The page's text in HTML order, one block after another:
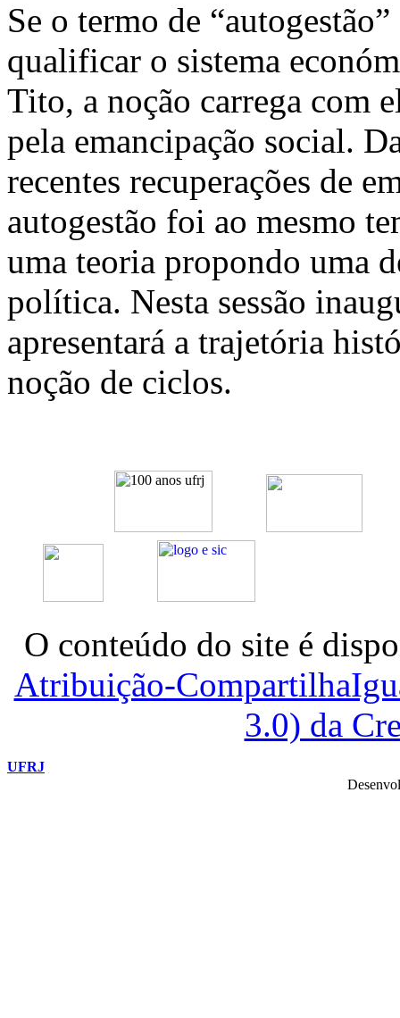
Se o termo de
qualificar o sistema
Tito, a noção carrega com
pela emancipação social.
recentes recuperações de
autogestão foi ao mesmo
uma teoria propondo uma
política. Nesta sessão
apresentará a trajetória
noção de ciclos.
O conteúdo do site é
Atribuição-
3.0) da
UFRJ